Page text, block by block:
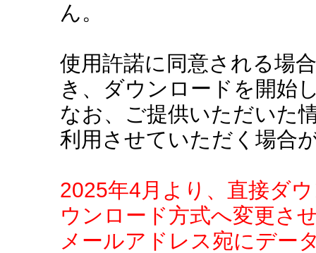
ん。
使用許諾に同意される場
き、ダウンロードを開始
なお、ご提供いただいた
利用させていただく場合
2025年4月より、直接ダ
ウンロード方式へ変更さ
メールアドレス宛にデー